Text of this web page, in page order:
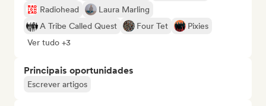
Radiohead
Laura Marling
A Tribe Called Quest
Four Tet
Pixies
Ver tudo +3
Principais oportunidades
Escrever artigos